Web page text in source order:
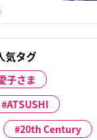
気タグ
子さま
ATSUSHI
20th Century